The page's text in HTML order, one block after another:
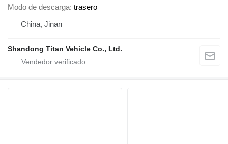
Modo de descarga trasero
China, Jinan
Shandong Titan Vehicle Co., Ltd.